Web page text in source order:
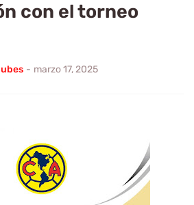
con el torneo
- marzo 17, 2025